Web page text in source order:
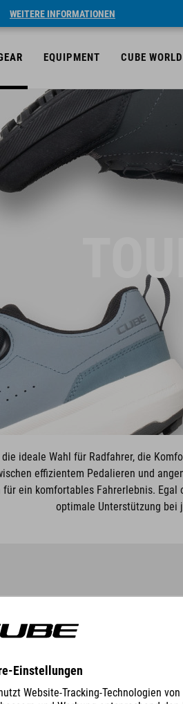
WEITERE INFORMATIONEN
EQUIPMENT CUBE WORLD
TOUR
die ideale Wahl für Radfahrer, die
effizientem Pedalieren und
ein komfortables Fahrerlebnis.
optimale Unterstützung bei
SCHUHE LOXIA PRO TM
109.90CHF